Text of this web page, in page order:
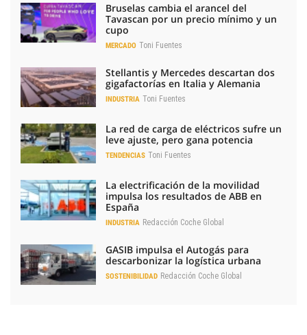
Bruselas cambia el arancel del
Tavascan por un precio mínimo y un
cupo
MERCADO Toni Fuentes
Stellantis y Mercedes descartan dos
gigafactorías en Italia y Alemania
INDUSTRIA Toni Fuentes
La red de carga de eléctricos sufre un
leve ajuste, pero gana potencia
TENDENCIAS Toni Fuentes
La electrificación de la movilidad
impulsa los resultados de ABB en
España
INDUSTRIA Redacción Coche Global
GASIB impulsa el Autogás para
descarbonizar la logística urbana
SOSTENIBILIDAD Redacción Coche Global